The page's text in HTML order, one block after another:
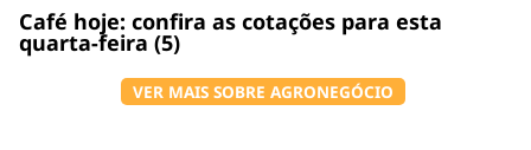
Café hoje: confira as cotações para esta
quarta-feira (5)
VER MAIS SOBRE AGRONEGÓCIO